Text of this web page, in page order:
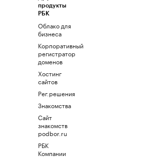
продукты
РБК
Облако для
бизнеса
Корпоративный
регистратор
доменов
Хостинг
сайтов
Рег.решения
Знакомства
Сайт
знакомств
podbor.ru
РБК
Компании